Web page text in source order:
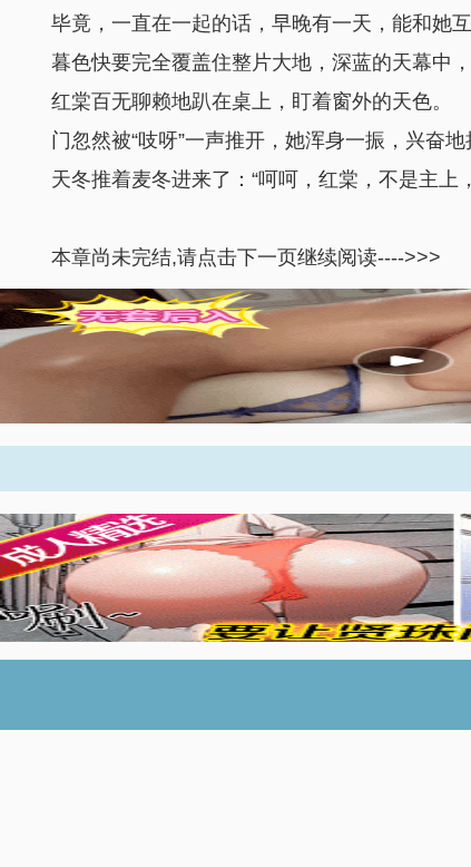
毕竟，一直在一起的话，早晚有一天，能和她互
暮色快要完全覆盖住整片大地，深蓝的天幕中
红棠百无聊赖地趴在桌上，盯着窗外的天色。
门忽然被“吱呀”一声推开，她浑身一振，兴奋
天冬推着麦冬进来了：“呵呵，红棠，不是主上
本章尚未完结,请点击下一页继续阅读---->>>